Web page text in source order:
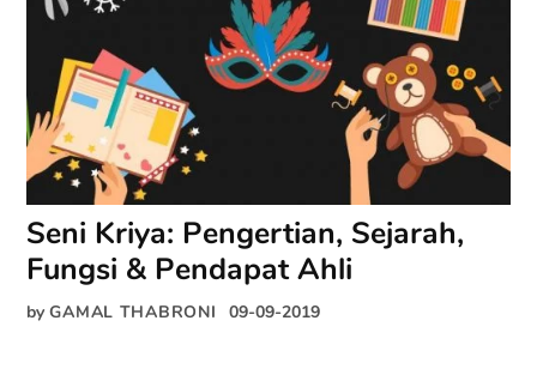
Seni Kriya: Pengertian, Sejarah,
Fungsi & Pendapat Ahli
by GAMAL THABRONI 09-09-2019